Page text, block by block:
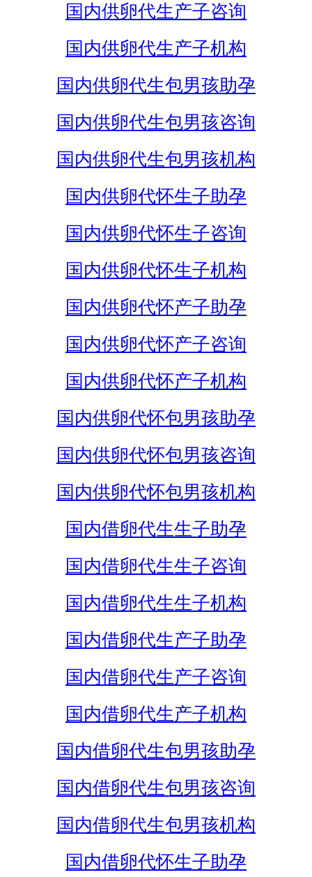
国内供卵代生产子咨询
国内供卵代生产子机构
国内供卵代生包男孩助孕
国内供卵代生包男孩咨询
国内供卵代生包男孩机构
国内供卵代怀生子助孕
国内供卵代怀生子咨询
国内供卵代怀生子机构
国内供卵代怀产子助孕
国内供卵代怀产子咨询
国内供卵代怀产子机构
国内供卵代怀包男孩助孕
国内供卵代怀包男孩咨询
国内供卵代怀包男孩机构
国内借卵代生生子助孕
国内借卵代生生子咨询
国内借卵代生生子机构
国内借卵代生产子助孕
国内借卵代生产子咨询
国内借卵代生产子机构
国内借卵代生包男孩助孕
国内借卵代生包男孩咨询
国内借卵代生包男孩机构
国内借卵代怀生子助孕